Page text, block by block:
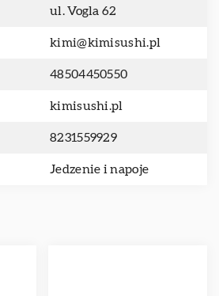
ul. Vogla 62
kimi@kimisushi.pl
48504450550
kimisushi.pl
8231559929
Jedzenie i napoje